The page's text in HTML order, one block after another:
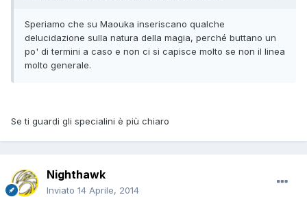
Speriamo che su Maouka inseriscano qualche
delucidazione sulla natura della magia, perché buttano un
po' di termini a caso e non ci si capisce molto se non il linea
molto generale.
Se ti guardi gli specialini è più chiaro
Nighthawk
Inviato 14 Aprile, 2014